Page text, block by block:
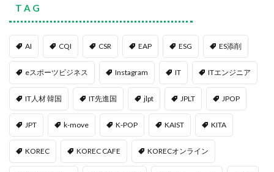
T A G
AI CQI CSR EAP ESG ES添削
eスポーツビジネス Instagram IT ITエンジニア
IT人材 韓国 IT先進国 jlpt JPLT JPOP
JPT k-move K-POP KAIST KITA
KOREC KOREC CAFE KORECオンライン